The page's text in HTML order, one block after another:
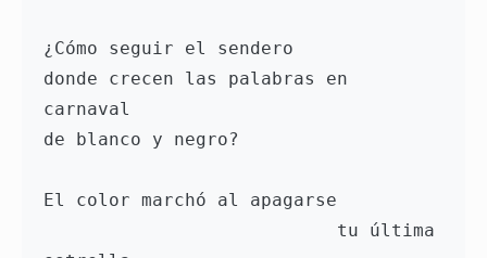
¿Cómo seguir el sendero
donde crecen las palabras en
carnaval
de blanco y negro?
El color marchó al apagarse